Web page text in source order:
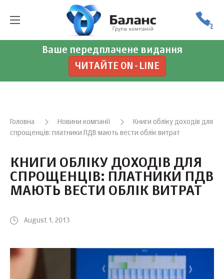
Ваше передплачене видання
ЧИТАЙТЕ ON-LINE
Головна Новини компанії
Книги обліку доходів для
спрощенців: платники ПДВ мають вести облік витрат
КНИГИ ОБЛІКУ ДОХОДІВ ДЛЯ
СПРОЩЕНЦІВ: ПЛАТНИКИ ПДВ
МАЮТЬ ВЕСТИ ОБЛІК ВИТРАТ
August 1, 2013